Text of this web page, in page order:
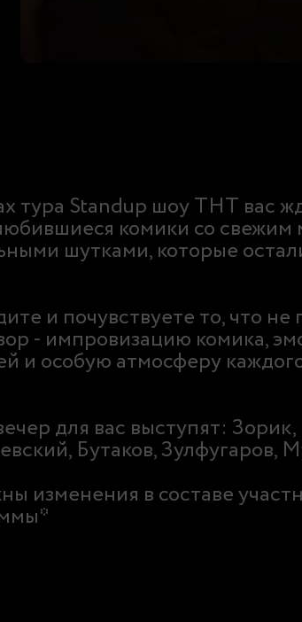
тура Standup шоу ТНТ вас
комики со свежим
шутками, которые
и почувствуете то, что не
- импровизацию комика,
и особую атмосферу
для вас выступят: Зорик,
Бутаков, Зулфугаров,
изменения в составе